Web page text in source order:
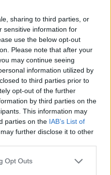
sharing to third parties, or
sensitive information for
use the below opt-out
Please note that after your
may continue seeing
information utilized by
to third parties prior to
opt-out of the further
by third parties on the
This information may
parties on the IAB’s List of
further disclose it to other
Opt Outs
il mare...🙂
1